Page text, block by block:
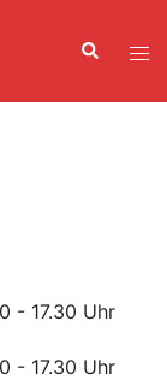
- 17.30 Uhr
- 17.30 Uhr